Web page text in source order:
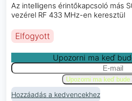
Az intelligens érintőkapcsoló más
vezérel RF 433 MHz-en keresztül
Elfogyott
Upozorni ma keď
Hozzáadás a kedvencekhez